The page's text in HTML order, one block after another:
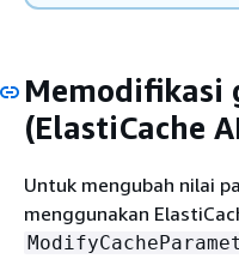
Memodifikasi
(ElastiCache
Untuk mengubah nilai
menggunakan